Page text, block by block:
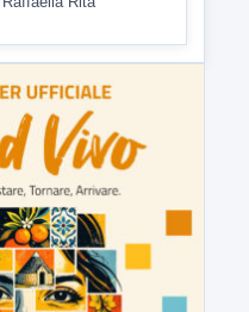
ancora in forse,
a lavorare
alla Cultura di
Raffaella Rita